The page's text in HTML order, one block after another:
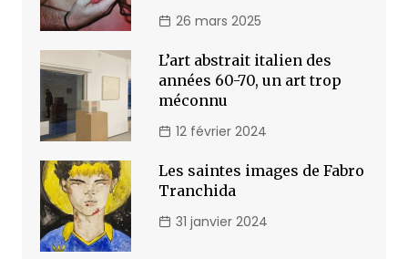
26 mars 2025
L’art abstrait italien des
années 60-70, un art trop
méconnu
12 février 2024
Les saintes images de Fabro
Tranchida
31 janvier 2024